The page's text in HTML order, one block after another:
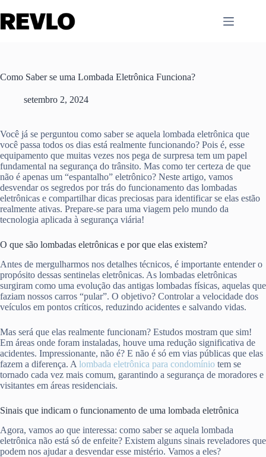
para
Como Saber se uma Lombada Eletrônica Funciona?
setembro 2, 2024
Você já se perguntou como saber se aquela lombada eletrônica que
você passa todos os dias está realmente funcionando? Pois é, esse
equipamento que muitas vezes nos pega de surpresa tem um papel
fundamental na segurança do trânsito. Mas como ter certeza de que
não é apenas um “espantalho” eletrônico? Neste artigo, vamos
desvendar os segredos por trás do funcionamento das lombadas
eletrônicas e compartilhar dicas preciosas para identificar se elas estão
realmente ativas. Prepare-se para uma viagem pelo mundo da
tecnologia aplicada à segurança viária!
O que são lombadas eletrônicas e por que elas existem?
Antes de mergulharmos nos detalhes técnicos, é importante entender o
propósito dessas sentinelas eletrônicas. As lombadas eletrônicas
surgiram como uma evolução das antigas lombadas físicas, aquelas que
faziam nossos carros “pular”. O objetivo? Controlar a velocidade dos
veículos em pontos críticos, reduzindo acidentes e salvando vidas.
Mas será que elas realmente funcionam? Estudos mostram que sim!
Em áreas onde foram instaladas, houve uma redução significativa de
acidentes. Impressionante, não é? E não é só em vias públicas que elas
fazem a diferença. A lombada eletrônica para condomínio tem se
tornado cada vez mais comum, garantindo a segurança de moradores e
visitantes em áreas residenciais.
Sinais que indicam o funcionamento de uma lombada eletrônica
Agora, vamos ao que interessa: como saber se aquela lombada
eletrônica não está só de enfeite? Existem alguns sinais reveladores que
podem nos ajudar a desvendar esse mistério. Vamos a eles?